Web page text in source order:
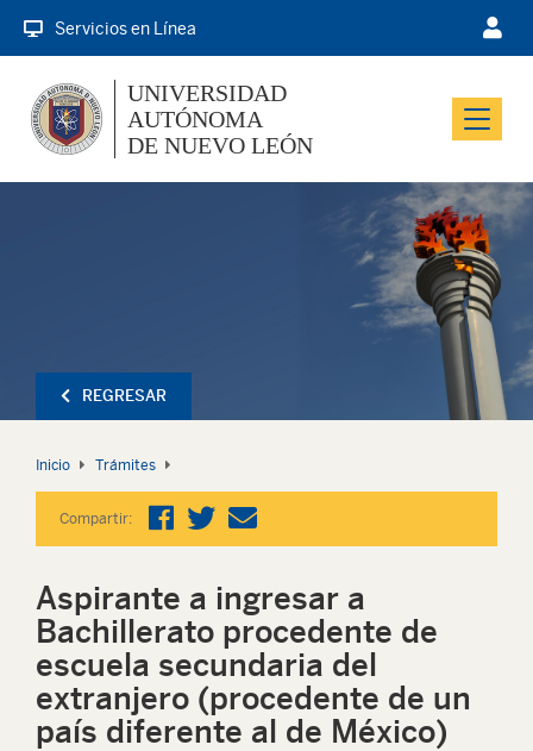
Servicios en Línea
Menu
UNIVERSIDAD
AUTÓNOMA
DE NUEVO LEÓN
REGRESAR
Inicio Trámites
Compartir:
Aspirante a ingresar a
Bachillerato procedente de
escuela secundaria del
extranjero (procedente de un
país diferente al de México)